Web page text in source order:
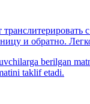
с
и обратно.
berilgan
taklif etadi.